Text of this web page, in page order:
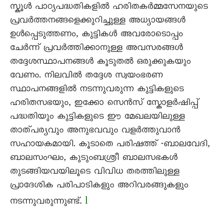
സ്കൂൾ പാഠ്യപദ്ധതികളിൽ ഹരിതകർമ്മസേനയുടെ
പ്രവർത്തനങ്ങളെക്കുറിച്ചുള്ള അധ്യായങ്ങൾ
ഉൾപ്പെടുത്തണം, കുട്ടികൾ അവരോടൊപ്പം
ചേർന്ന് പ്രവർത്തിക്കാനുള്ള അവസരങ്ങൾ
തദ്ദേശസ്ഥാപനങ്ങൾ കൂടുതൽ ഒരുക്കുകയും
വേണം. നിലവിൽ തദ്ദേശ സ്വയംഭരണ
സ്ഥാപനങ്ങളിൽ നടന്നുവരുന്ന കുട്ടികളുടെ
ഹരിതസഭയും, ഇക്കോ സെൻസ് സ്കോളർഷിപ്പ്
പദ്ധതിയും കുട്ടികളുടെ ഈ മേഖലയിലുള്ള
താത്പര്യവും അനുഭവവും വളർത്തുവാൻ
സഹായകമായി. കൂടാതെ പരിഷത്ത് -ബാലവേദി,
ബാലസംഘം, കുടുംബശ്രീ ബാലസഭകൾ
തുടങ്ങിയവയിലൂടെ വിവിധ തരത്തിലുള്ള
പ്രാദേശിക പരിപാടികളും അറിവരങ്ങുകളും
നടന്നുവരുന്നുണ്ട്. l